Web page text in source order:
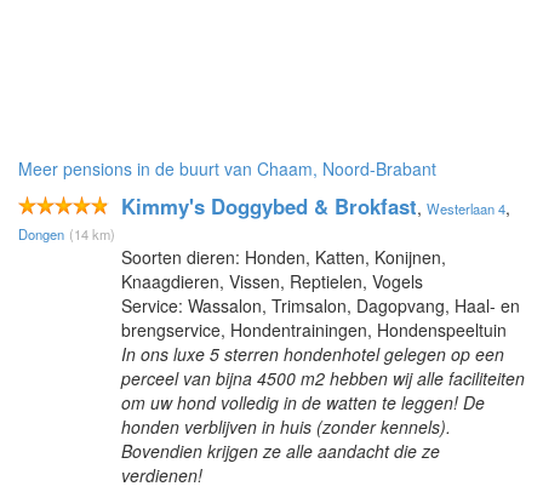
Meer pensions in de buurt van Chaam, Noord-Brabant
Kimmy's Doggybed & Brokfast, Westerlaan 4,
Dongen (14 km)
Soorten dieren: Honden, Katten, Konijnen,
Knaagdieren, Vissen, Reptielen, Vogels
Service: Wassalon, Trimsalon, Dagopvang, Haal- en
brengservice, Hondentrainingen, Hondenspeeltuin
In ons luxe 5 sterren hondenhotel gelegen op een
perceel van bijna 4500 m2 hebben wij alle faciliteiten
om uw hond volledig in de watten te leggen! De
honden verblijven in huis (zonder kennels).
Bovendien krijgen ze alle aandacht die ze
verdienen!